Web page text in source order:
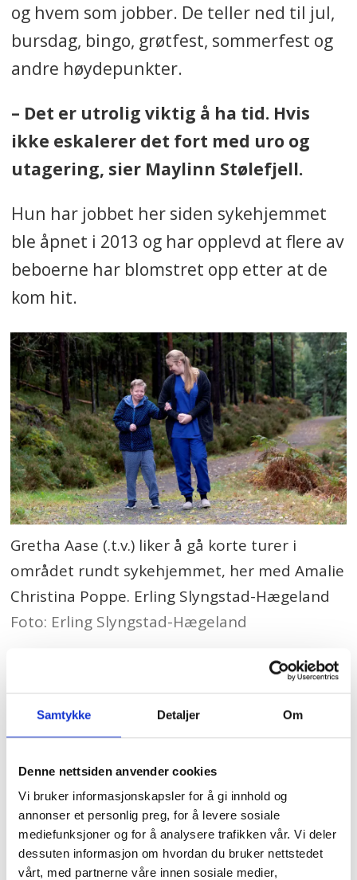
Samtykke Detaljer Om
Denne nettsiden anvender cookies
Vi bruker informasjonskapsler for å gi innhold og
annonser et personlig preg, for å levere sosiale
mediefunksjoner og for å analysere trafikken vår. Vi deler
dessuten informasjon om hvordan du bruker nettstedet
vårt, med partnerne våre innen sosiale medier,
og hvem som jobber. De teller ned til jul,
bursdag, bingo, grøtfest, sommerfest og
andre høydepunkter.
– Det er utrolig viktig å ha tid. Hvis
ikke eskalerer det fort med uro og
utagering, sier Maylinn Stølefjell.
Hun har jobbet her siden sykehjemmet
ble åpnet i 2013 og har opplevd at flere av
beboerne har blomstret opp etter at de
kom hit.
Gretha Aase (.t.v.) liker å gå korte turer i
området rundt sykehjemmet, her med Amalie
Christina Poppe. Erling Slyngstad-Hægeland
Foto: Erling Slyngstad-Hægeland
Gretha Aase har trukket seg tilbake til
leiligheten sin. Hun sitter med beina
krøllet opp i sofaen.
Ved siden av seg har hun en plastbalje
med ukeblader. Hun har nappet sidene
ut og revet dem i to, og nå putter hun en